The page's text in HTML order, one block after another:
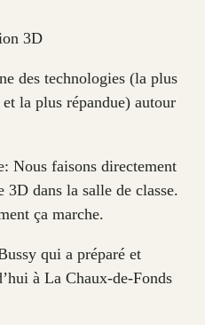
3D
des technologies (la plus
la plus répandue) autour
Nous faisons directement
dans la salle de classe.
ça marche.
qui a préparé et
à La Chaux-de-Fonds